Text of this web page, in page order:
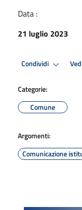
Data :
21 luglio 2023
Condividi
Categorie:
Comune
Argomenti:
Comunicazione